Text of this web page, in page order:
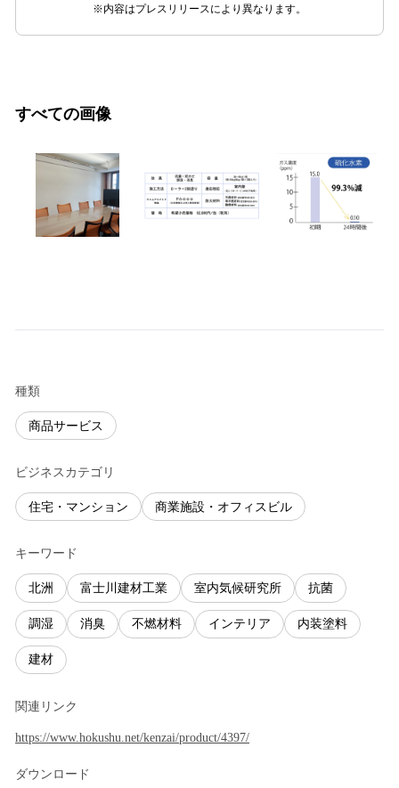
※内容はプレスリリースにより異なります。
すべての画像
種類
商品サービス
ビジネスカテゴリ
住宅・マンション 商業施設・オフィスビル
キーワード
北洲 富士川建材工業 室内気候研究所 抗菌
調湿 消臭 不燃材料 インテリア 内装塗料
建材
関連リンク
https://www.hokushu.net/kenzai/product/4397/
ダウンロード